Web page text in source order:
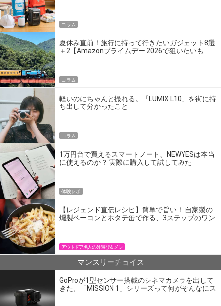
コラム
夏休み直前！旅行に持って行きたいガジェット8選
＋2【Amazonプライムデー 2026で狙いたいも
コラム
軽いのにちゃんと撮れる。「LUMIX L10」を街に持
ち出して分かったこと
コラム
1万円台で買えるスマートノート、NEWYESは本当
に使えるのか？ 実際に購入して試してみた
体験レポ
【レジェンド直伝レシピ】簡単で旨い！ 自家製の
燻製ベーコンとホタテ缶で作る、3ステップのワン
アウトドア名人の外遊び＆メシ
マンスリーチョイス
GoProが1型センサー搭載のシネマカメラを出して
きた。「MISSION 1」シリーズって何がそんなにス